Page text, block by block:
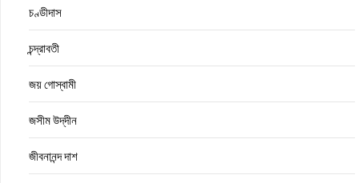
চণ্ডীদাস
চন্দ্রাবতী
জয় গোস্বামী
জসীম উদ্‌দীন
জীবনানন্দ দাশ